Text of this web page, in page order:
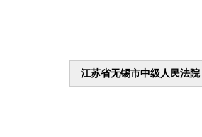
江苏省无锡市中级人民法院